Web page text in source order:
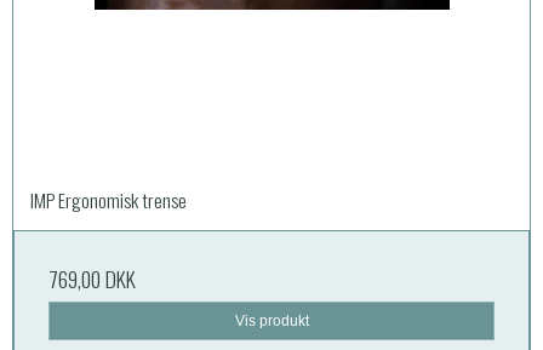
IMP Ergonomisk trense
769,00 DKK
Vis produkt